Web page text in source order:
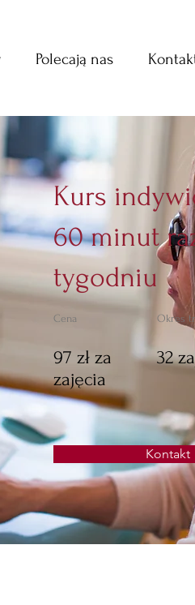
Polecają nas
Kurs
60 minut
tygodniu
Cena
97 zł za
zajęcia
Okres
32
Kontakt